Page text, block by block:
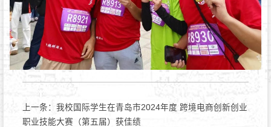
上一条： 我校国际学生在青岛市2024年度 跨境电商创新创业
职业技能大赛（第五届）获佳绩